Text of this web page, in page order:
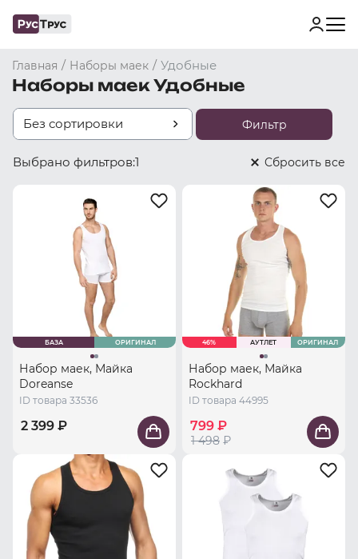
Главная / Наборы маек / Удобные
Наборы маек Удобные
Без сортировки Фильтр
Выбрано фильтров:1 Cбросить все
БАЗА ОРИГИНАЛ
Набор маек, Майка
Doreanse
ID товара 33536
2 399 ₽
46% АУТЛЕТ ОРИГИНАЛ
Набор маек, Майка
Rockhard
ID товара 44995
799 ₽
1 498 ₽